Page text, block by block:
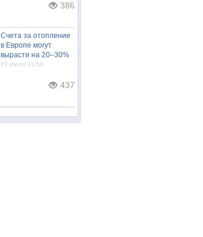
386
Счета за отопление
в Европе могут
вырасти на 20–30%
27 Июля 21:50
437